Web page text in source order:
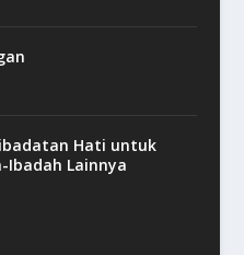
Hati untuk
Ibadah Lainnya